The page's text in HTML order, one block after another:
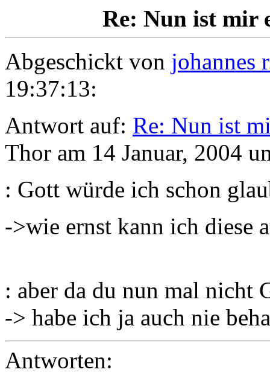
Re: Nun ist mir
Abgeschickt von johannes
19:37:13:
Antwort auf: Re: Nun ist
Thor am 14 Januar, 2004
: Gott würde ich schon
->wie ernst kann ich diese
: aber da du nun mal nicht
-> habe ich ja auch nie
Antworten: